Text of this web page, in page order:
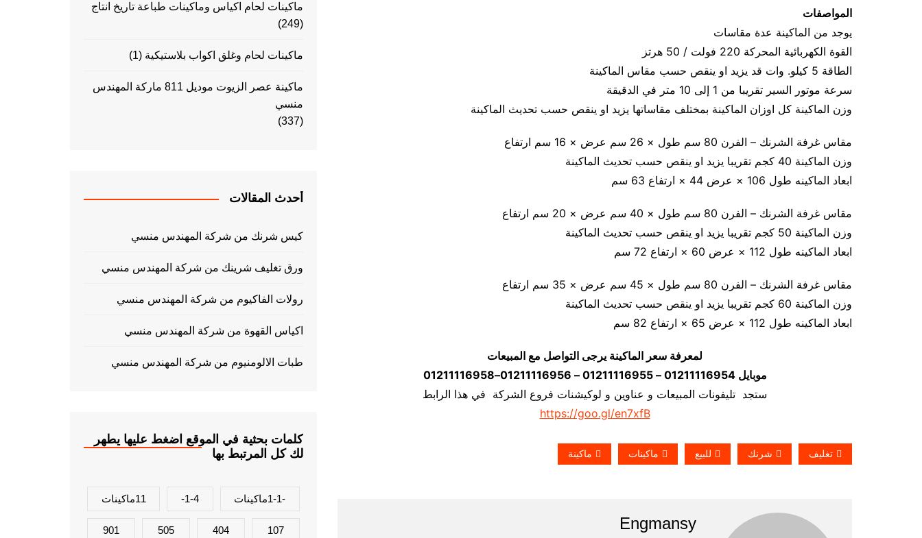
المواصفات
يوجد من الماكينة عدة مقاسات
القوة الكهربائية المحركة 220 فولت / 50 هرتز
الطاقة 5 كيلو. وات قد يزيد او ينقص حسب مقاس الماكينة
سرعة موتور السير تقريبا من 1 إلى 10 متر في الدقيقة
وزن الماكينة كل اوزان الماكينة بمختلف مقاساتها يزيد او ينقص حسب تحديث الماكينة
مقاس غرفة الشرنك – الفرن 80 سم طول × 26 سم عرض × 16 سم ارتفاع
وزن الماكينة 40 كجم تقريبا يزيد او ينقص حسب تحديث الماكينة
ابعاد الماكينه طول 106 × عرض 44 × ارتفاع 63 سم
مقاس غرفة الشرنك – الفرن 80 سم طول × 40 سم عرض × 20 سم ارتفاع
وزن الماكينة 50 كجم تقريبا يزيد او ينقص حسب تحديث الماكينة
ابعاد الماكينه طول 112 × عرض 60 × ارتفاع 72 سم
مقاس غرفة الشرنك – الفرن 80 سم طول × 45 سم عرض × 35 سم ارتفاع
وزن الماكينة 60 كجم تقريبا يزيد او ينقص حسب تحديث الماكينة
ابعاد الماكينه طول 112 × عرض 65 × ارتفاع 82 سم
لمعرفة سعر الماكينة يرجى التواصل مع المبيعات
موبايل 01211116954 – 01211116955 – 01211116956–01211116958
ستجد تليفونات المبيعات و عناوين و لوكيشنات فروع الشركة في هذا الرابط
https://goo.gl/en7xfB
تغليف شرنك للبيع ماكينات ماكينة
Engmansy
ماكينات لحام اكياس وماكينات طباعة تاريخ انتاج
(249)
ماكينات لحام وغلق اكواب بلاستيكية (1)
ماكينة عصر الزيوت موديل 811 ماركة المهندس
منسي
(337)
أحدث المقالات
كيس شرنك من شركة المهندس منسي
ورق تغليف شرينك من شركة المهندس منسي
رولات الفاكيوم من شركة المهندس منسي
اكياس القهوة من شركة المهندس منسي
طبات الالومنيوم من شركة المهندس منسي
كلمات بحثية في الموقع اضغط عليها يطهر
لك كل المرتبط بها
-1-1ماكينات 1-4- 11ماكينات
107
404
505
901